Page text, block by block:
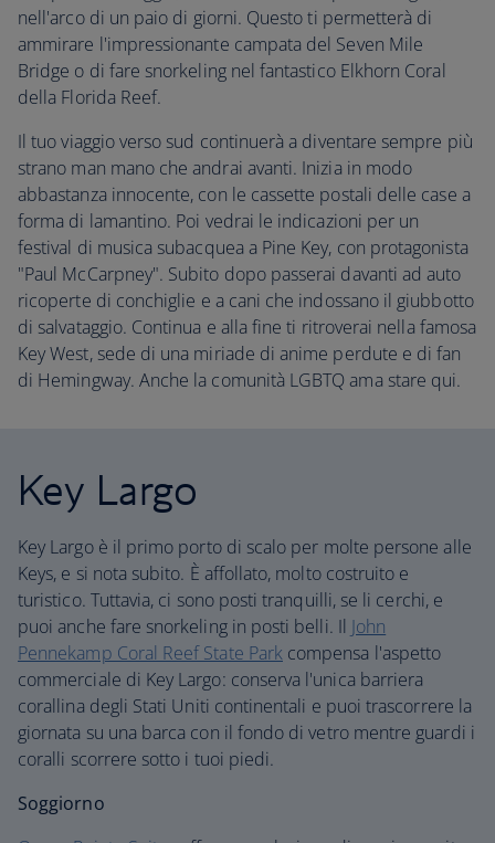
nell'arco di un paio di giorni. Questo ti permetterà di
ammirare l'impressionante campata del Seven Mile
Bridge o di fare snorkeling nel fantastico Elkhorn Coral
della Florida Reef.
Il tuo viaggio verso sud continuerà a diventare sempre più
strano man mano che andrai avanti. Inizia in modo
abbastanza innocente, con le cassette postali delle case a
forma di lamantino. Poi vedrai le indicazioni per un
festival di musica subacquea a Pine Key, con protagonista
"Paul McCarpney". Subito dopo passerai davanti ad auto
ricoperte di conchiglie e a cani che indossano il giubbotto
di salvataggio. Continua e alla fine ti ritroverai nella famosa
Key West, sede di una miriade di anime perdute e di fan
di Hemingway. Anche la comunità LGBTQ ama stare qui.
Key Largo
Key Largo è il primo porto di scalo per molte persone alle
Keys, e si nota subito. È affollato, molto costruito e
turistico. Tuttavia, ci sono posti tranquilli, se li cerchi, e
puoi anche fare snorkeling in posti belli. Il John
Pennekamp Coral Reef State Parkcompensa l'aspetto
commerciale di Key Largo: conserva l'unica barriera
corallina degli Stati Uniti continentali e puoi trascorrere la
giornata su una barca con il fondo di vetro mentre guardi i
coralli scorrere sotto i tuoi piedi.
Soggiorno